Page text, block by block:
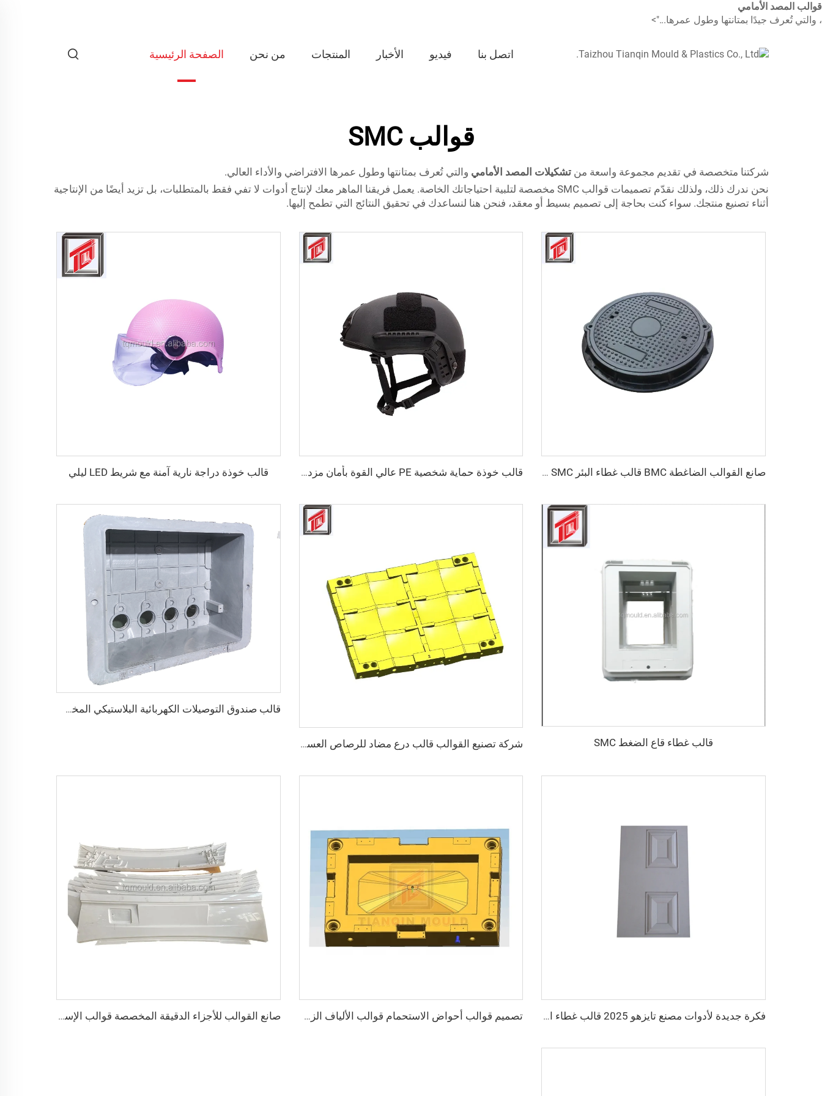
قوالب المصد الأمامي
، والتي تُعرف جيدًا بمتانتها وطول عمرها...">
الصفحة الرئيسية من نحن المنتجات الأخبار فيديو اتصل بنا
قوالب SMC
شركتنا متخصصة في تقديم مجموعة واسعة من تشكيلات المصد الأمامي والتي تُعرف بمتانتها وطول عمرها الافتراضي والأداء العالي.
نحن ندرك ذلك، ولذلك نقدّم تصميمات قوالب SMC مخصصة لتلبية احتياجاتك الخاصة. يعمل فريقنا الماهر معك لإنتاج أدوات لا تفي فقط بالمتطلبات، بل تزيد أيضًا من الإنتاجية
أثناء تصنيع منتجك. سواء كنت بحاجة إلى تصميم بسيط أو معقد، فنحن هنا لنساعدك في تحقيق النتائج التي تطمح إليها.
صانع القوالب الضاغطة BMC قالب غطاء البئر SMC صنع قالب خوذة حماية شخصية PE عالي القوة بأمان مزدوج قابل للتخصيص بالجملة خوذة تكتيكية آمنة عالية القطع قالب خوذة دراجة نارية آمنة مع شريط LED ليلي
قالب غطاء قاع الضغط SMC شركة تصنيع القوالب قالب درع مضاد للرصاص العسكري
قالب صندوق التوصيلات الكهربائية البلاستيكي المخصص قالب صندوق العدادات الكهربائية الخارجية
فكرة جديدة لأدوات مصنع تايزهو 2025 قالب غطاء الباب الليفي الزجاجي SMC تصميم قوالب أحواض الاستحمام قوالب الألياف الزجاجية للسونا قوالب الضغط مصنع تايزهو صانع القوالب للأجزاء الدقيقة المخصصة قوالب الإسكان قوالب قطع غيار السيارات القالب/القالب